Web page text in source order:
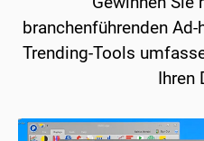
branchenführenden
Trending-Tools
Ihren